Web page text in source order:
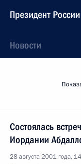
Президент России
Новости
Состоялась
Иордании
28 августа 2001 года,